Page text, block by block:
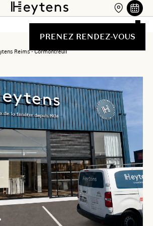
PRENEZ RENDEZ-VOUS
Reims - Cormontreuil